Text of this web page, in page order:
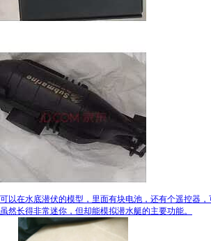
可以在水底潜伏的模型，里面有块电池，还有个遥控器，
虽然长得非常迷你，但却能模拟潜水艇的主要功能。